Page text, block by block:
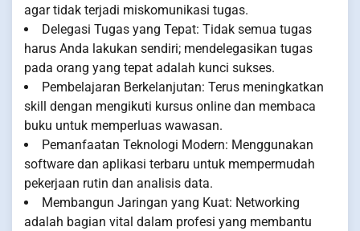
agar tidak terjadi miskomunikasi tugas.
Delegasi Tugas yang Tepat: Tidak semua tugas
harus Anda lakukan sendiri; mendelegasikan tugas
pada orang yang tepat adalah kunci sukses.
Pembelajaran Berkelanjutan: Terus meningkatkan
skill dengan mengikuti kursus online dan membaca
buku untuk memperluas wawasan.
Pemanfaatan Teknologi Modern: Menggunakan
software dan aplikasi terbaru untuk mempermudah
pekerjaan rutin dan analisis data.
Membangun Jaringan yang Kuat: Networking
adalah bagian vital dalam profesi yang membantu